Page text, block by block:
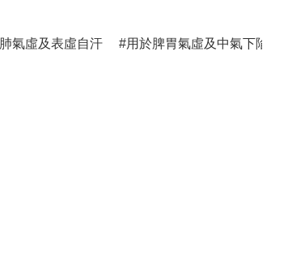
肺氣虛及表虛自汗 用於脾胃氣虛及中氣下陷諸